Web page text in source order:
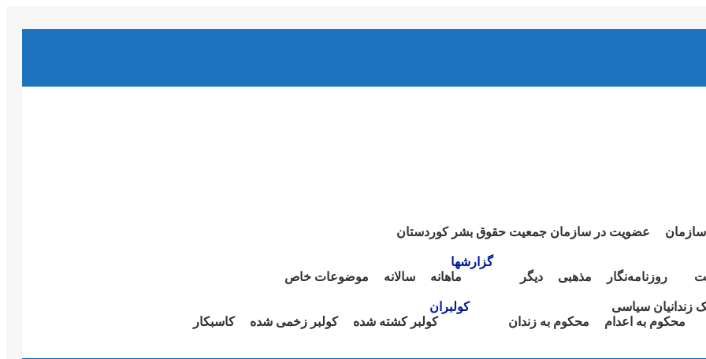
عضویت در سازمان جمعیت حقوق بشر کوردستان
روزنامەنگار مذهبی دیگر
گزارشها
ماهانە
سالانە
موضوعات خاص
زندانیان سیاسی
محکوم بە اعدام
محکوم بە زندان
کولبران
کولبر کشتە شدە
کولبر زخمی شدە
کاسبکار